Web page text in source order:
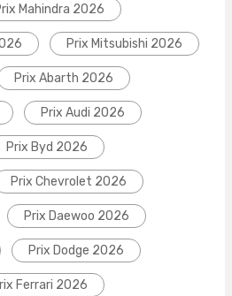
Mahindra 2026
Prix Mitsubishi 2026
Prix Abarth 2026
Prix Audi 2026
Prix Byd 2026
Prix Chevrolet 2026
Prix Daewoo 2026
Prix Dodge 2026
Ferrari 2026